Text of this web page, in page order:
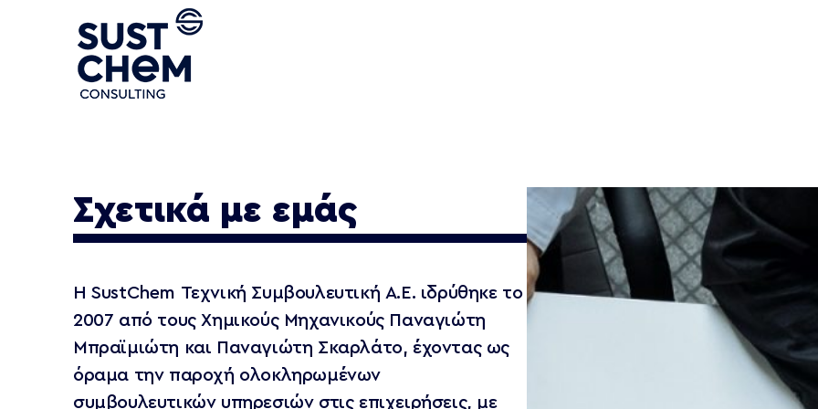
Eταιρεία
Πιστοποιήσεις
Πελατολόγιο
Energy
Certifications
Requlations
Calendar
CBAM & EUDR
IDENTIFIER
Σχετικά με εμάς
Η SustChem Τεχνική Συμβουλευτική Α.Ε. ιδρύθηκε το
2007 από τους Χημικούς Μηχανικούς Παναγιώτη
Μπραϊμιώτη και Παναγιώτη Σκαρλάτο, έχοντας ως
όραμα την παροχή ολοκληρωμένων
συμβουλευτικών υπηρεσιών στις επιχειρήσεις, με